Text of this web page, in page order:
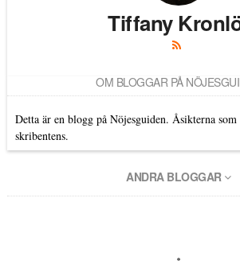
Tiffany
OM BLOGGAR PÅ
Detta är en blogg på Nöjesguiden. Åsikterna
skribentens.
ANDRA BLOGGAR